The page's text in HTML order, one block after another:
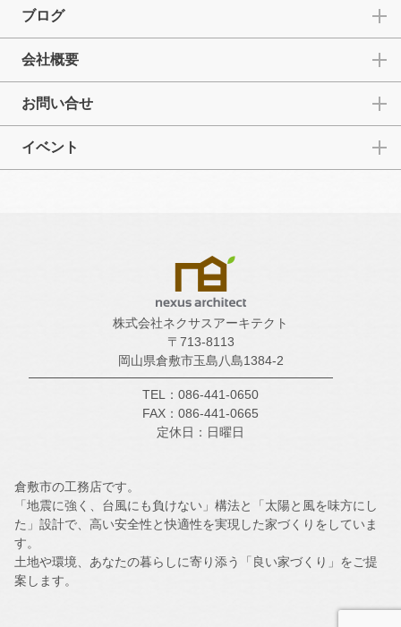
ブログ
会社概要
お問い合せ
イベント
株式会社ネクサスアーキテクト
〒713-8113
岡山県倉敷市玉島八島1384-2
TEL：086-441-0650
FAX：086-441-0665
定休日：日曜日
倉敷市の工務店です。
「地震に強く、台風にも負けない」構法と「太陽と風を味方にし
た」設計で、高い安全性と快適性を実現した家づくりをしていま
す。
土地や環境、あなたの暮らしに寄り添う「良い家づくり」をご提
案します。